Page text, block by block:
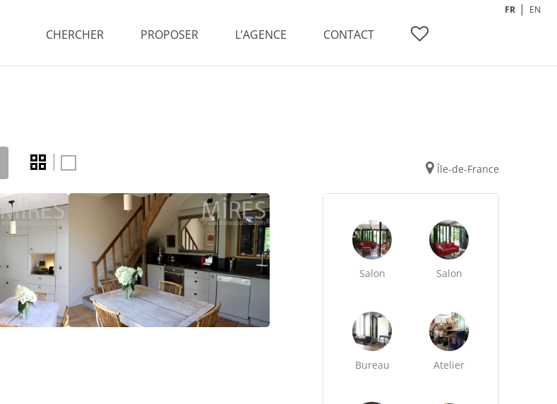
CHERCHER PROPOSER L’AGENCE CONTACT
FR EN
Île-de-France
Salon Salon
Bureau Atelier